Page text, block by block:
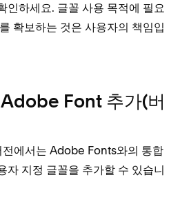
인하세요. 글꼴 사용 목적에 필요
확보하는 것은 사용자의 책임입
Font 추가(버
에서는 Adobe Fonts와의 통합
자 지정 글꼴을 추가할 수 있습니